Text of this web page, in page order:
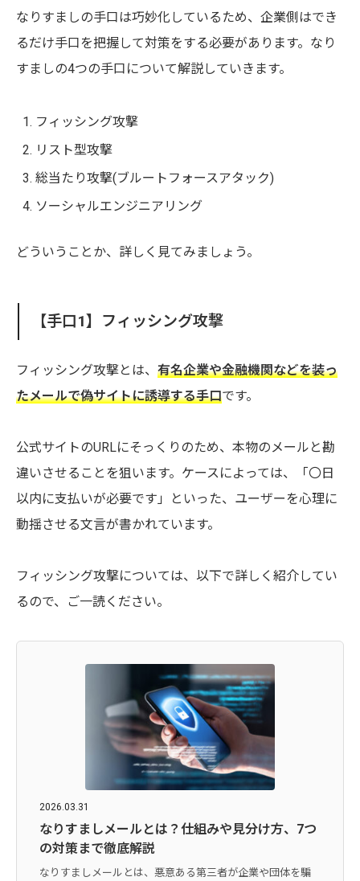
なりすましの手口は巧妙化しているため、企業側はでき
るだけ手口を把握して対策をする必要があります。なり
すましの4つの手口について解説していきます。
フィッシング攻撃
リスト型攻撃
総当たり攻撃(ブルートフォースアタック)
ソーシャルエンジニアリング
どういうことか、詳しく見てみましょう。
【手口1】フィッシング攻撃
フィッシング攻撃とは、 有名企業や金融機関などを装っ
たメールで偽サイトに誘導する手口です。
公式サイトのURLにそっくりのため、本物のメールと勘
違いさせることを狙います。ケースによっては、「〇日
以内に支払いが必要です」といった、ユーザーを心理に
動揺させる文言が書かれています。
フィッシング攻撃については、以下で詳しく紹介してい
るので、ご一読ください。
2026.03.31
なりすましメールとは？仕組みや見分け方、7つ
の対策まで徹底解説
なりすましメールとは、悪意ある第三者が企業や団体を騙